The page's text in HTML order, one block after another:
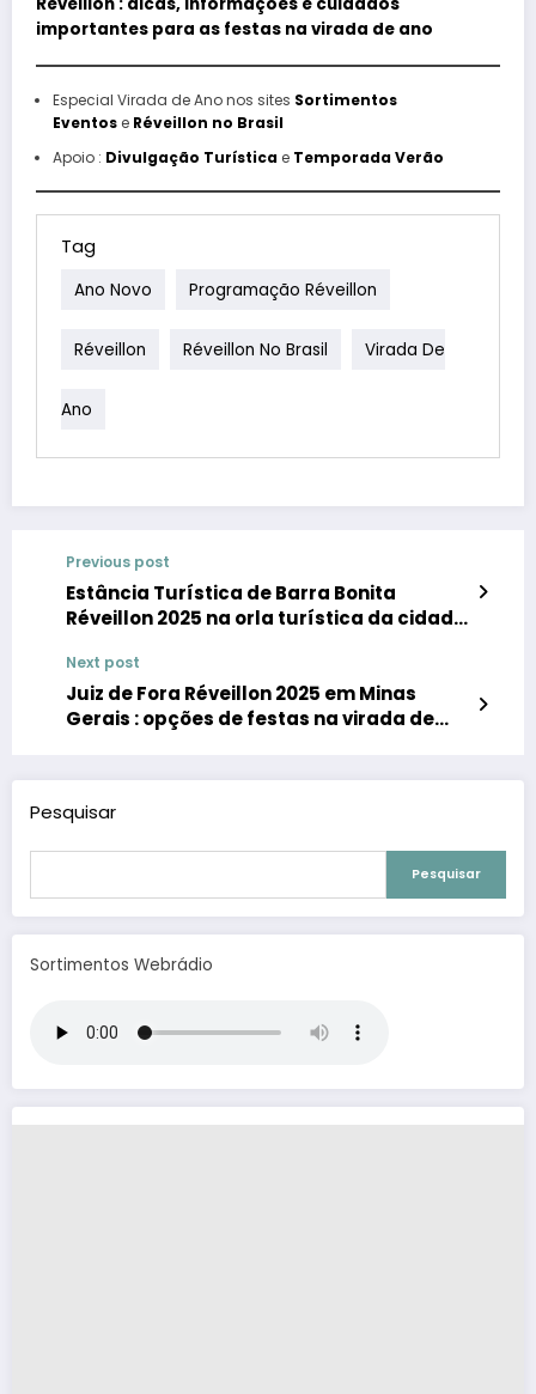
importantes para as festas na virada de ano
Especial Virada de Ano nos sites Sortimentos
Eventose Réveillon no Brasil
Apoio : Divulgação Turísticae Temporada Verão
Tag
Ano Novo Programação Réveillon
Réveillon Réveillon No Brasil Virada De
Ano
Previous post
Estância Turística de Barra Bonita
Réveillon 2025 na orla turística da cidade
Next post
Juiz de Fora Réveillon 2025 em Minas
Gerais : opções de festas na virada de
Pesquisar
Pesquisar
Sortimentos Webrádio